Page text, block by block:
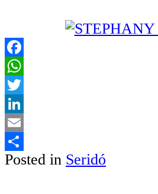
Facebook
WhatsApp
Twitter
LinkedIn
Email
Share
Posted in Seridó